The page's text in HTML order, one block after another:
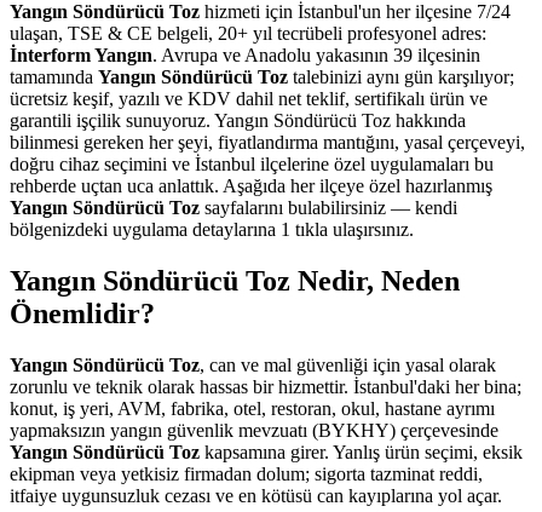
Yangın Söndürücü Toz hizmeti için İstanbul'un her ilçesine 7/24
ulaşan, TSE & CE belgeli, 20+ yıl tecrübeli profesyonel adres:
İnterform Yangın. Avrupa ve Anadolu yakasının 39 ilçesinin
tamamında Yangın Söndürücü Toz talebinizi aynı gün karşılıyor;
ücretsiz keşif, yazılı ve KDV dahil net teklif, sertifikalı ürün ve
garantili işçilik sunuyoruz. Yangın Söndürücü Toz hakkında
bilinmesi gereken her şeyi, fiyatlandırma mantığını, yasal çerçeveyi,
doğru cihaz seçimini ve İstanbul ilçelerine özel uygulamaları bu
rehberde uçtan uca anlattık. Aşağıda her ilçeye özel hazırlanmış
Yangın Söndürücü Toz sayfalarını bulabilirsiniz — kendi
bölgenizdeki uygulama detaylarına 1 tıkla ulaşırsınız.
Yangın Söndürücü Toz Nedir, Neden
Önemlidir?
Yangın Söndürücü Toz, can ve mal güvenliği için yasal olarak
zorunlu ve teknik olarak hassas bir hizmettir. İstanbul'daki her bina;
konut, iş yeri, AVM, fabrika, otel, restoran, okul, hastane ayrımı
yapmaksızın yangın güvenlik mevzuatı (BYKHY) çerçevesinde
Yangın Söndürücü Toz kapsamına girer. Yanlış ürün seçimi, eksik
ekipman veya yetkisiz firmadan dolum; sigorta tazminat reddi,
itfaiye uygunsuzluk cezası ve en kötüsü can kayıplarına yol açar.